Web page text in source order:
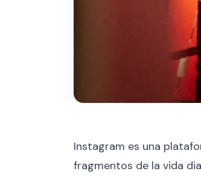
Instagram es una
fragmentos de la vida